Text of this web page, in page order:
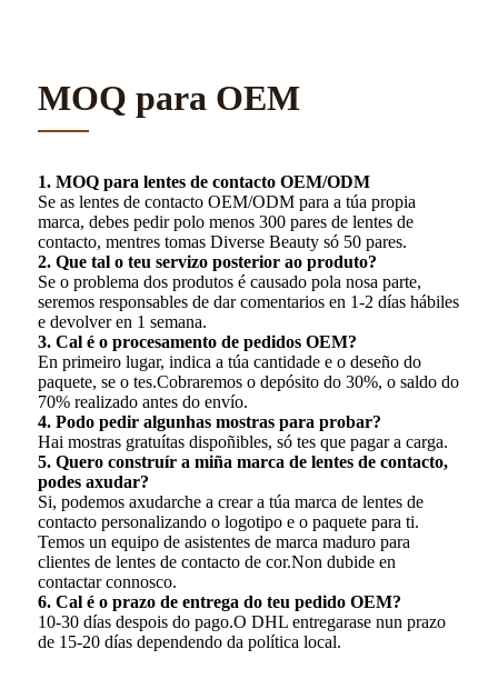
MOQ para OEM
1. MOQ para lentes de contacto OEM/ODM
Se as lentes de contacto OEM/ODM para a túa propia
marca, debes pedir polo menos 300 pares de lentes de
contacto, mentres tomas Diverse Beauty só 50 pares.
2. Que tal o teu servizo posterior ao produto?
Se o problema dos produtos é causado pola nosa parte,
seremos responsables de dar comentarios en 1-2 días hábiles
e devolver en 1 semana.
3. Cal é o procesamento de pedidos OEM?
En primeiro lugar, indica a túa cantidade e o deseño do
paquete, se o tes.Cobraremos o depósito do 30%, o saldo do
70% realizado antes do envío.
4. Podo pedir algunhas mostras para probar?
Hai mostras gratuítas dispoñibles, só tes que pagar a carga.
5. Quero construír a miña marca de lentes de contacto,
podes axudar?
Si, podemos axudarche a crear a túa marca de lentes de
contacto personalizando o logotipo e o paquete para ti.
Temos un equipo de asistentes de marca maduro para
clientes de lentes de contacto de cor.Non dubide en
contactar connosco.
6. Cal é o prazo de entrega do teu pedido OEM?
10-30 días despois do pago.O DHL entregarase nun prazo
de 15-20 días dependendo da política local.